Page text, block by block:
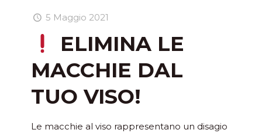
5 Maggio 2021
ELIMINA LE
MACCHIE DAL
TUO VISO!
Le macchie al viso rappresentano un disagio